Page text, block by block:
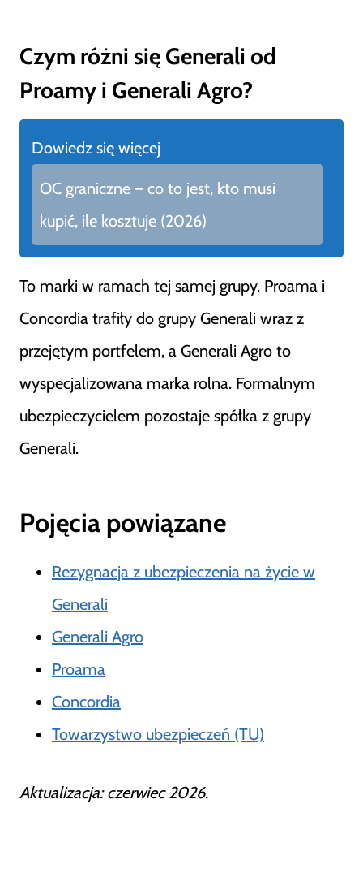
Czym różni się Generali od
Proamy i Generali Agro?
Dowiedz się więcej
OC graniczne – co to jest, kto musi
kupić, ile kosztuje (2026)
To marki w ramach tej samej grupy. Proama i
Concordia trafiły do grupy Generali wraz z
przejętym portfelem, a Generali Agro to
wyspecjalizowana marka rolna. Formalnym
ubezpieczycielem pozostaje spółka z grupy
Generali.
Pojęcia powiązane
Rezygnacja z ubezpieczenia na życie w
Generali
Generali Agro
Proama
Concordia
Towarzystwo ubezpieczeń (TU)
Aktualizacja: czerwiec 2026.